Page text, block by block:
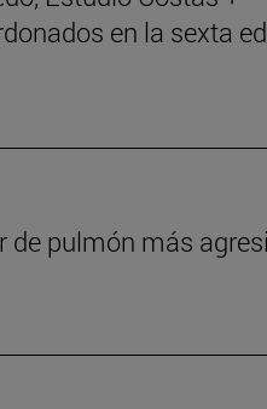
en la sexta
de pulmón más